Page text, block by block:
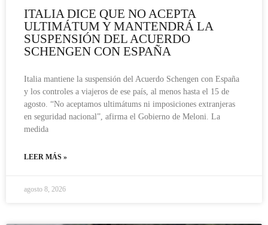
ITALIA DICE QUE NO ACEPTA
ULTIMÁTUM Y MANTENDRÁ LA
SUSPENSIÓN DEL ACUERDO
SCHENGEN CON ESPAÑA
Italia mantiene la suspensión del Acuerdo Schengen con España
y los controles a viajeros de ese país, al menos hasta el 15 de
agosto. “No aceptamos ultimátums ni imposiciones extranjeras
en seguridad nacional”, afirma el Gobierno de Meloni. La
medida
LEER MÁS »
agosto 8, 2026